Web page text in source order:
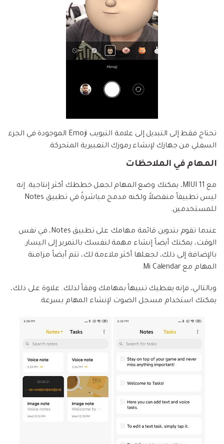
تحتاج فقط إلى التبديل إلى علامة التبويب Emoji الموجودة في الجزء
السفلي من جهازك لإنشاء رموزك التعبيرية المتحركة.
المهام في الملاحظات
مع MIUI 11، يمكنك وضع المهام لجعل خططك أكثر إنتاجية. إنه
ليس تطبيقاً منفصلاً ولكنه مدمج مباشرةً في تطبيق Notes
للمستخدمين.
عندما تقوم بتدوين قائمة مهامك على تطبيق Notes، في نفس
الوقت، يمكنك أيضاً إنشاء مهمة لنفسك بالتمرير إلى اليسار.
بالإضافة إلى ذلك، لجعلها أكثر ملاءمة لك، تتم أيضاً مزامنة
المهام مع Mi Calendar.
وبالتالي، فإنه يعطيك تنبيهاً بمهامك وفقاً لذلك. علاوة على ذلك،
يمكنك استخدام مسجل الصوت لإنشاء المهام بسرعة.